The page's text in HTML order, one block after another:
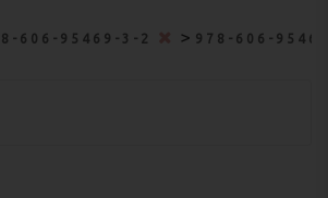
606-95469-3-2 > 978-606-